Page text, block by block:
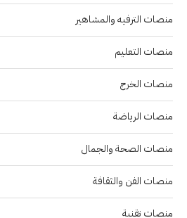
منصات الترفيه والمشاهير
منصات التعليم
منصات الخرج
منصات الرياضة
منصات الصحة والجمال
منصات الفن والثقافة
منصات تقنية